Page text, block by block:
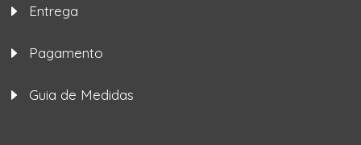
Entrega
Pagamento
Guia de Medidas